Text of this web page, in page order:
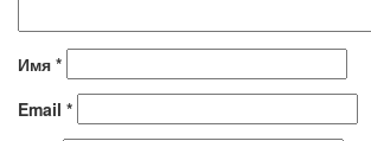
Имя *
Email *